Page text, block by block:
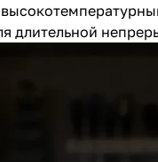
длительной